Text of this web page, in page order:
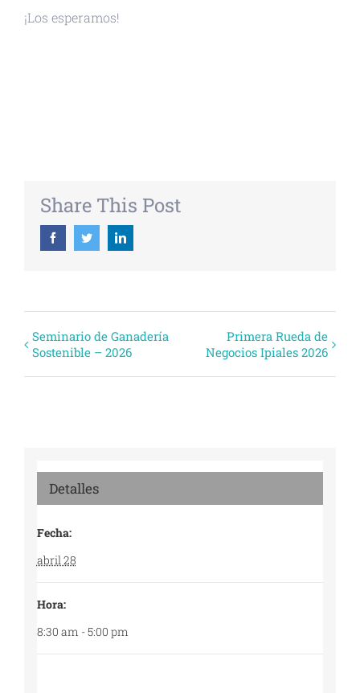
¡Los esperamos!
Share This Post
FacebookTwitterLinkedin
Evento
Navegación
Seminario de Ganadería
Sostenible – 2026
Primera Rueda de
Negocios Ipiales 2026
Detalles
Fecha:
abril 28
Hora:
8:30 am - 5:00 pm